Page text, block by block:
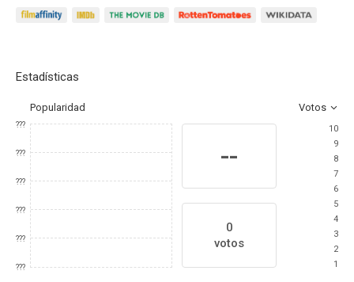
Estadísticas
Popularidad Votos
???
???
???
???
???
???
--
0
votos
10
9
8
7
6
5
4
3
2
1